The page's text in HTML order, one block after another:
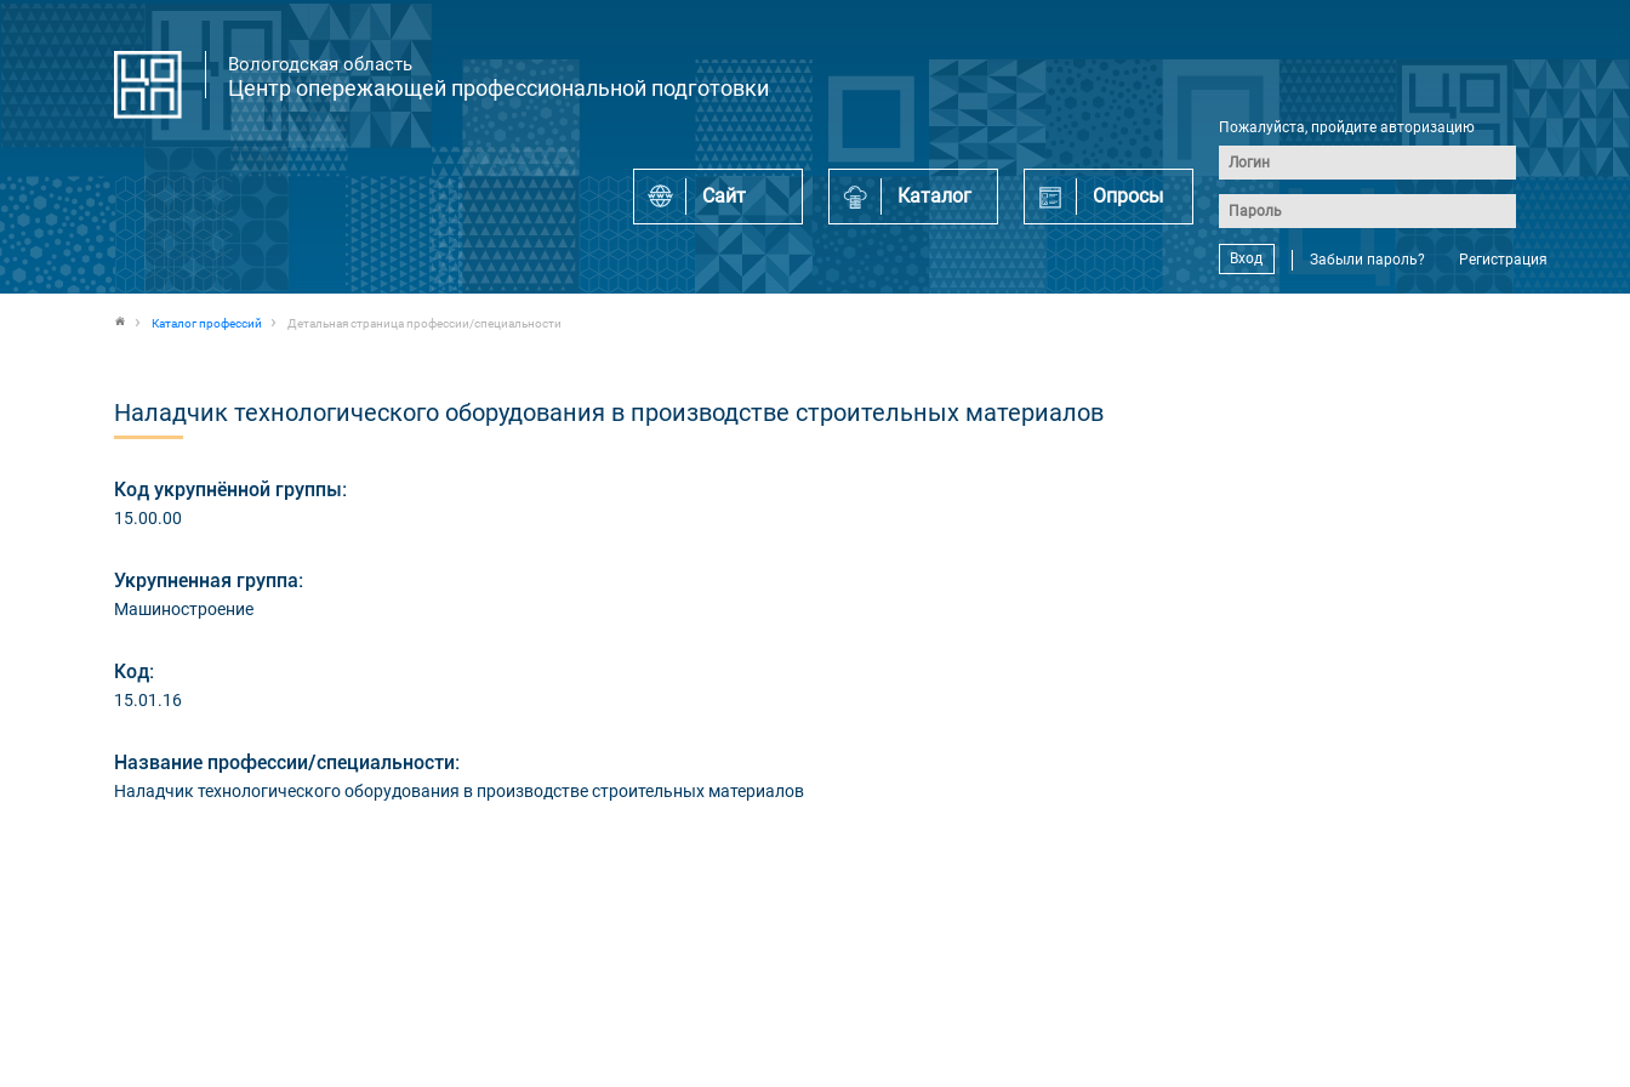
Вологодская область
Центр опережающей профессиональной подготовки
Сайт Каталог Опросы
Пожалуйста, пройдите авторизацию
Вход Забыли пароль? Регистрация
Каталог профессий Детальная страница профессии/специальности
Наладчик технологического оборудования в производстве строительных материалов
Код укрупнённой группы:
15.00.00
Укрупненная группа:
Машиностроение
Код:
15.01.16
Название профессии/специальности:
Наладчик технологического оборудования в производстве строительных материалов